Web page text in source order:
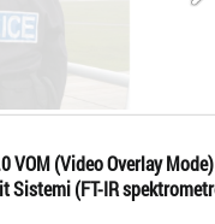
VOM (Video Overlay Mode)
Sistemi (FT-IR